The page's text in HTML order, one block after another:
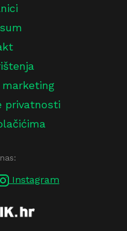
marketing
privatnosti
Instagram